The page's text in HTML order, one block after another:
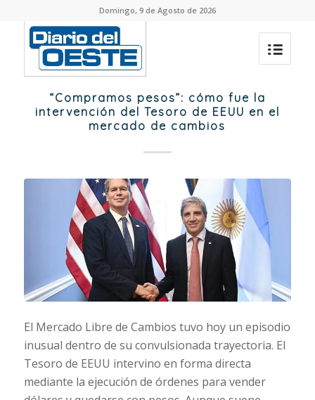
Domingo, 9 de Agosto de 2026
“Compramos pesos”: cómo fue la
intervención del Tesoro de EEUU en el
mercado de cambios
El Mercado Libre de Cambios tuvo hoy un episodio
inusual dentro de su convulsionada trayectoria. El
Tesoro de EEUU intervino en forma directa
mediante la ejecución de órdenes para vender